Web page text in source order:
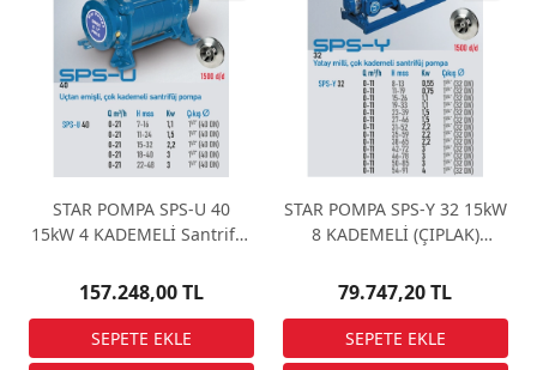
STAR POMPA SPS-U 40
15kW 4 KADEMELİ Santrifüj
157.248,00 TL
STAR POMPA SPS-Y 32 15kW
8 KADEMELİ (ÇIPLAK)
79.747,20 TL